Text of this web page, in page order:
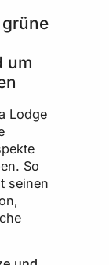
um
Lodge
So
seinen